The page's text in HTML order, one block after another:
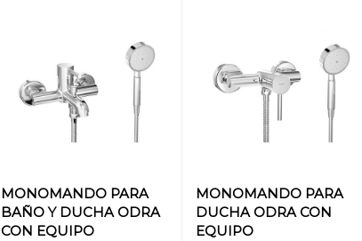
MONOMANDO PARA
BAÑO Y DUCHA ODRA
CON EQUIPO
MONOMANDO PARA
DUCHA ODRA CON
EQUIPO